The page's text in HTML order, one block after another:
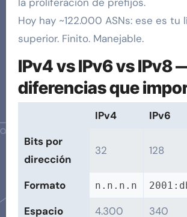
Hoy hay ~122.000 ASNs: ese es tu
superior. Finito. Manejable.
IPv4 vs IPv6 vs IPv8
diferencias que
IPv4 IPv6
Bits por
dirección
32 128
Formato n.n.n.n
Espacio
4.300
340